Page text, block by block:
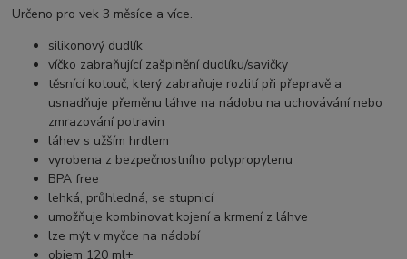
Určeno pro vek 3 měsíce a více.
silikonový dudlík
víčko zabraňující zašpinění dudlíku/savičky
těsnící kotouč, který zabraňuje rozlití při přepravě a
usnadňuje přeměnu láhve na nádobu na uchovávání nebo
zmrazování potravin
láhev s užším hrdlem
vyrobena z bezpečnostního polypropylenu
BPA free
lehká, průhledná, se stupnicí
umožňuje kombinovat kojení a krmení z láhve
lze mýt v myčce na nádobí
objem 120 ml+